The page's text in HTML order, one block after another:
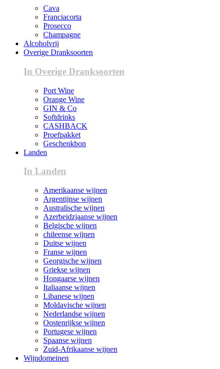
Cava
Franciacorta
Prosecco
Champagne
Alcoholvrij
Overige Dranksoorten
In Overige Dranksoorten
Port Wine
Orange Wine
GIN & Co
Softdrinks
CASHBACK
Proefpakket
Geschenkbon
Landen
In Landen
Amerikaanse wijnen
Argentijnse wijnen
Australische wijnen
Azerbeidzjaanse wijnen
Belgische wijnen
chileense wijnen
Duitse wijnen
Franse wijnen
Georgische wijnen
Griekse wijnen
Hongaarse wijnen
Italiaanse wijnen
Libanese wijnen
Moldavische wijnen
Nederlandse wijnen
Oostenrijkse wijnen
Portugese wijnen
Spaanse wijnen
Zuid-Afrikaanse wijnen
Wijndomeinen